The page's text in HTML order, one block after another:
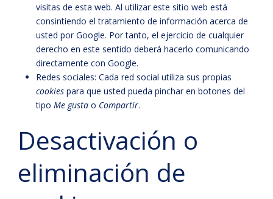
visitas de esta web. Al utilizar este sitio web está
consintiendo el tratamiento de información acerca de
usted por Google. Por tanto, el ejercicio de cualquier
derecho en este sentido deberá hacerlo comunicando
directamente con Google.
Redes sociales: Cada red social utiliza sus propias
cookies para que usted pueda pinchar en botones del
tipo Me gusta o Compartir.
Desactivación o
eliminación de